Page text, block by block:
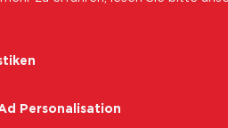
Personalisation